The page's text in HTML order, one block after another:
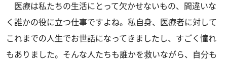
医療は私たちの生活にとって欠かせないもの、間違いな
く誰かの役に立つ仕事ですよね。私自身、医療者に対して
これまでの人生でお世話になってきましたし、すごく憧れ
もありました。そんな人たちも誰かを救いながら、自分も